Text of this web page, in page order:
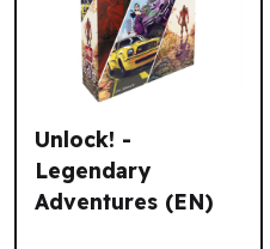
Unlock! -
Legendary
Adventures (EN)